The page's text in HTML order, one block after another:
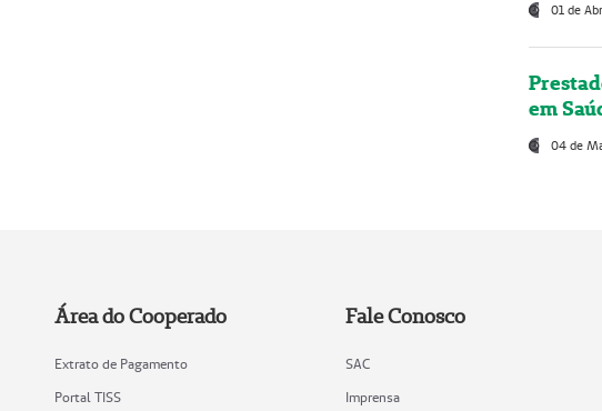
01 de
em
04 de
Área do Cooperado
Extrato de Pagamento
Portal TISS
Fale Conosco
SAC
Imprensa